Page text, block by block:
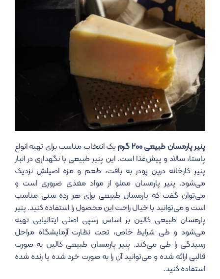
پنیر پارمسان طبیعی ۲۰۰ گرم
یک انتخاب مناسب برای تهیه انواع
پاستا، سالاد و پیش‌غذا است. این پنیر طبیعی با نگهداری در انبار
پنیر کارخانه درین پودر به بافت، طعم و مزه اصیلش نزدیک
می‌شود. پنیر پارمسان مملو از مواد مغذی ضروری است و
می‌توان گفت که پارمسان طبیعی برای هر رده سنی مناسب
است و می‌توانید با خیال راحت این محصول را استفاده کنید. پنیر
پارمسان طبیعی کالین بر اساس رسپی اصلی ایتالیایی تهیه
می‌شود و طی شرایط خاص، تحت نظارت آزمایشگاه مراحل
رسیدگی را طی می‌کند. پنیر پارمسان طبیعی کالین به صورت
قالبی ارائه شده و می‌توانید آن را به صورت خرد شده یا رنده شده
استفاده کنید.